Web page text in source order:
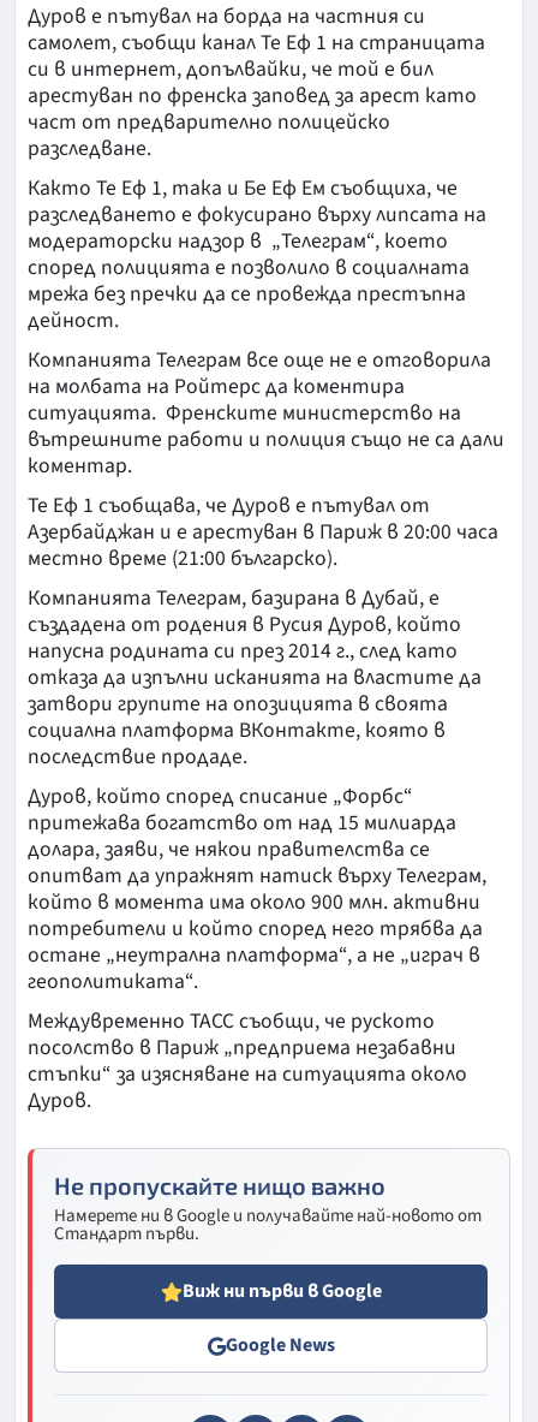
Дуров е пътувал на борда на частния си
самолет, съобщи канал Те Еф 1 на страницата
си в интернет, допълвайки, че той е бил
арестуван по френска заповед за арест като
част от предварително полицейско
разследване.
Както Те Еф 1, така и Бе Еф Ем съобщиха, че
разследването е фокусирано върху липсата на
модераторски надзор в „Телеграм“, което
според полицията е позволило в социалната
мрежа без пречки да се провежда престъпна
дейност.
Компанията Телеграм все още не е отговорила
на молбата на Ройтерс да коментира
ситуацията. Френските министерство на
вътрешните работи и полиция също не са дали
коментар.
Те Еф 1 съобщава, че Дуров е пътувал от
Азербайджан и е арестуван в Париж в 20:00 часа
местно време (21:00 българско).
Компанията Телеграм, базирана в Дубай, е
създадена от родения в Русия Дуров, който
напусна родината си през 2014 г., след като
отказа да изпълни исканията на властите да
затвори групите на опозицията в своята
социална платформа ВКонтакте, която в
последствие продаде.
Дуров, който според списание „Форбс“
притежава богатство от над 15 милиарда
долара, заяви, че някои правителства се
опитват да упражнят натиск върху Телеграм,
който в момента има около 900 млн. активни
потребители и който според него трябва да
остане „неутрална платформа“, а не „играч в
геополитиката“.
Междувременно ТАСС съобщи, че руското
посолство в Париж „предприема незабавни
стъпки“ за изясняване на ситуацията около
Дуров.
Не пропускайте нищо важно
Намерете ни в Google и получавайте най-новото от
Стандарт първи.
Виж ни първи в Google
Google News